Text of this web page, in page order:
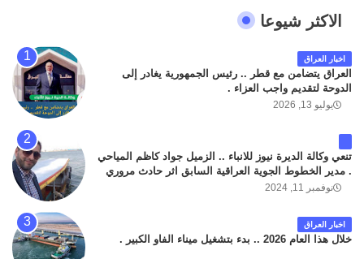
الاكثر شيوعا
اخبار العراق
العراق يتضامن مع قطر .. رئيس الجمهورية يغادر إلى
الدوحة لتقديم واجب العزاء .
يوليو 13, 2026
تنعي وكالة الديرة نيوز للانباء .. الزميل جواد كاظم المياحي
. مدير الخطوط الجوية العراقية السابق اثر حادث مروري
داخل مطار البصرة الدولي اليوم الاثنين على الطريق
كان سبب الحادث يعود لتصادم عجلته مع عجلة نوع كيا بنكو
تابعة لشركة الهلال الماسكة لإعمار مطار البصرة الدولي .
سائلين الله عز وجل ان يتغمد الفقيد بواسع رحمته ، و انا
نوفمبر 11, 2024
اخبار العراق
خلال هذا العام 2026 .. بدء بتشغيل ميناء الفاو الكبير .